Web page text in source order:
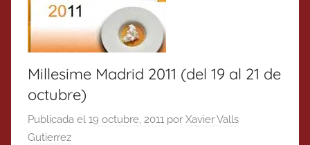
Millesime Madrid 2011 (del 19 al 21 de
octubre)
Publicada el 19 octubre, 2011 por Xavier Valls
Gutierrez